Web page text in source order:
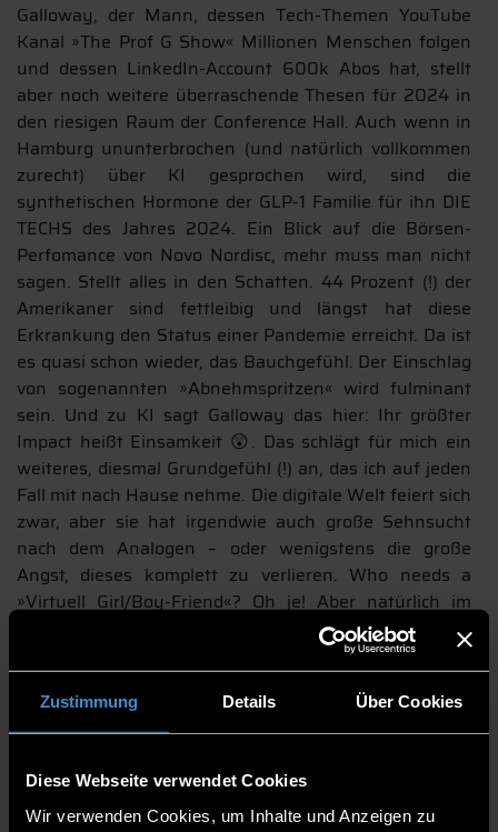
Zustimmung Details Über Cookies
Diese Webseite verwendet Cookies
Wir verwenden Cookies, um Inhalte und Anzeigen zu
Galloway, der Mann, dessen Tech-Themen YouTube
Kanal »The Prof G Show« Millionen Menschen folgen
und dessen LinkedIn-Account 600k Abos hat, stellt
aber noch weitere überraschende Thesen für 2024 in
den riesigen Raum der Conference Hall. Auch wenn in
Hamburg ununterbrochen (und natürlich vollkommen
zurecht) über KI gesprochen wird, sind die
synthetischen Hormone der GLP-1 Familie für ihn DIE
TECHS des Jahres 2024. Ein Blick auf die Börsen-
Perfomance von Novo Nordisc, mehr muss man nicht
sagen. Stellt alles in den Schatten. 44 Prozent (!) der
Amerikaner sind fettleibig und längst hat diese
Erkrankung den Status einer Pandemie erreicht. Da ist
es quasi schon wieder, das Bauchgefühl. Der Einschlag
von sogenannten »Abnehmspritzen« wird fulminant
sein. Und zu KI sagt Galloway das hier: Ihr größter
Impact heißt Einsamkeit 😲. Das schlägt für mich ein
weiteres, diesmal Grundgefühl (!) an, das ich auf jeden
Fall mit nach Hause nehme. Die digitale Welt feiert sich
zwar, aber sie hat irgendwie auch große Sehnsucht
nach dem Analogen – oder wenigstens die große
Angst, dieses komplett zu verlieren. Who needs a
»Virtuell Girl/Boy-Friend«? Oh je! Aber natürlich im
Trend. Ganz vorne mit dabei, die Super-Single-Nation
Japan. Man ahnt, was kommt. Manchmal hasst man ja
den Trend – bis man merkt, den Trend zu hassen, ist
auch nur ein Trend. Naja…
dass KI in einem Affenzahn alles inside out dreht und
weiter drehen wird. Und zwar nicht nur in der